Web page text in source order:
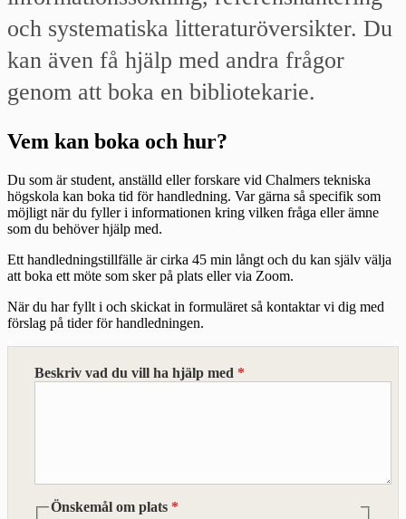
och systematiska litteraturöversikter. Du
kan även få hjälp med andra frågor
genom att boka en bibliotekarie.
Vem kan boka och hur?
Du som är student, anställd eller forskare vid Chalmers tekniska
högskola kan boka tid för handledning. Var gärna så specifik som
möjligt när du fyller i informationen kring vilken fråga eller ämne
som du behöver hjälp med.
Ett handledningstillfälle är cirka 45 min långt och du kan själv välja
att boka ett möte som sker på plats eller via Zoom.
När du har fyllt i och skickat in formuläret så kontaktar vi dig med
förslag på tider för handledningen.
Beskriv vad du vill ha hjälp med *
Önskemål om plats *